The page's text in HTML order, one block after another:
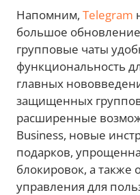
Напомним, Telegram
большое
групповые чаты
функциональность
главных
защищенных
расширенные
Business, новые
подарков,
блокировок, а
управления для